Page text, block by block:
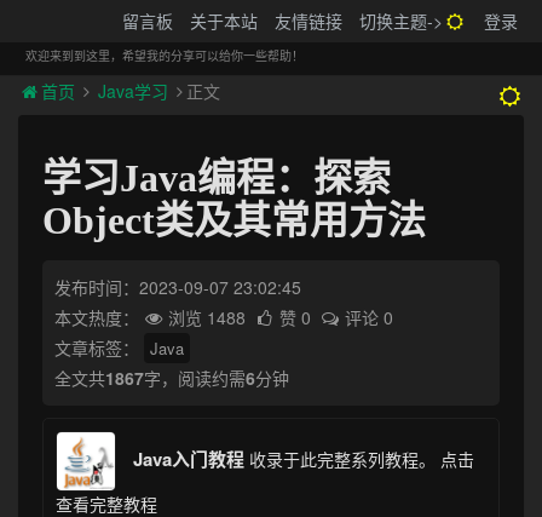
留言板 关于本站 友情链接 切换主题-> 登录
欢迎来到到这里，希望我的分享可以给你一些帮助！
首页 Java学习 正文
学习Java编程：探索
Object类及其常用方法
发布时间：2023-09-07 23:02:45
本文热度：
浏览 1488 赞 0
评论 0
文章标签：
Java
全文共1867字，阅读约需6分钟
Java入门教程 收录于此完整系列教程。
点击
查看完整教程